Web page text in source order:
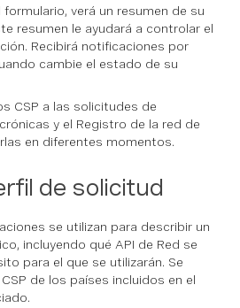
formulario, verá un resumen de su
resumen le ayudará a controlar el
Recibirá notificaciones por
cambie el estado de su
CSP a las solicitudes de
y el Registro de la red de
en diferentes momentos.
de solicitud
se utilizan para describir un
incluyendo qué API de Red se
para el que se utilizarán. Se
de los países incluidos en el